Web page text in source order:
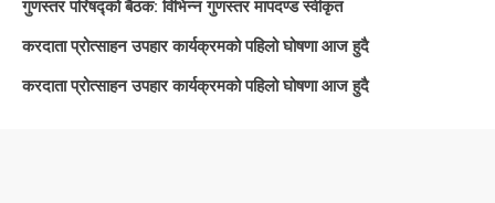
गुणस्तर परिषद्को बैठक: विभिन्न गुणस्तर मापदण्ड स्वीकृत
करदाता प्रोत्साहन उपहार कार्यक्रमको पहिलो घोषणा आज हुदै
करदाता प्रोत्साहन उपहार कार्यक्रमको पहिलो घोषणा आज हुदै